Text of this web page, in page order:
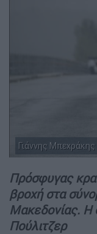
Γιάννης
Πρόσφυγας
βροχή στα
Μακεδονίας. Η
Πούλιτζερ